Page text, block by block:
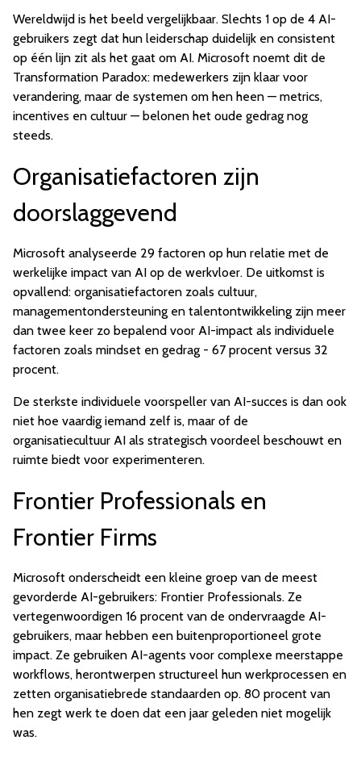
Wereldwijd is het beeld vergelijkbaar. Slechts 1 op de 4 AI-
gebruikers zegt dat hun leiderschap duidelijk en consistent
op één lijn zit als het gaat om AI. Microsoft noemt dit de
Transformation Paradox: medewerkers zijn klaar voor
verandering, maar de systemen om hen heen — metrics,
incentives en cultuur — belonen het oude gedrag nog
steeds.
Organisatiefactoren zijn
doorslaggevend
Microsoft analyseerde 29 factoren op hun relatie met de
werkelijke impact van AI op de werkvloer. De uitkomst is
opvallend: organisatiefactoren zoals cultuur,
managementondersteuning en talentontwikkeling zijn meer
dan twee keer zo bepalend voor AI-impact als individuele
factoren zoals mindset en gedrag - 67 procent versus 32
procent.
De sterkste individuele voorspeller van AI-succes is dan ook
niet hoe vaardig iemand zelf is, maar of de
organisatiecultuur AI als strategisch voordeel beschouwt en
ruimte biedt voor experimenteren.
Frontier Professionals en
Frontier Firms
Microsoft onderscheidt een kleine groep van de meest
gevorderde AI-gebruikers: Frontier Professionals. Ze
vertegenwoordigen 16 procent van de ondervraagde AI-
gebruikers, maar hebben een buitenproportioneel grote
impact. Ze gebruiken AI-agents voor complexe meerstappe
workflows, herontwerpen structureel hun werkprocessen en
zetten organisatiebrede standaarden op. 80 procent van
hen zegt werk te doen dat een jaar geleden niet mogelijk
was.